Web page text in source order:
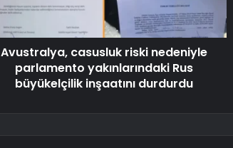
Avustralya, casusluk riski nedeniyle
parlamento yakınlarındaki Rus
büyükelçilik inşaatını durdurdu